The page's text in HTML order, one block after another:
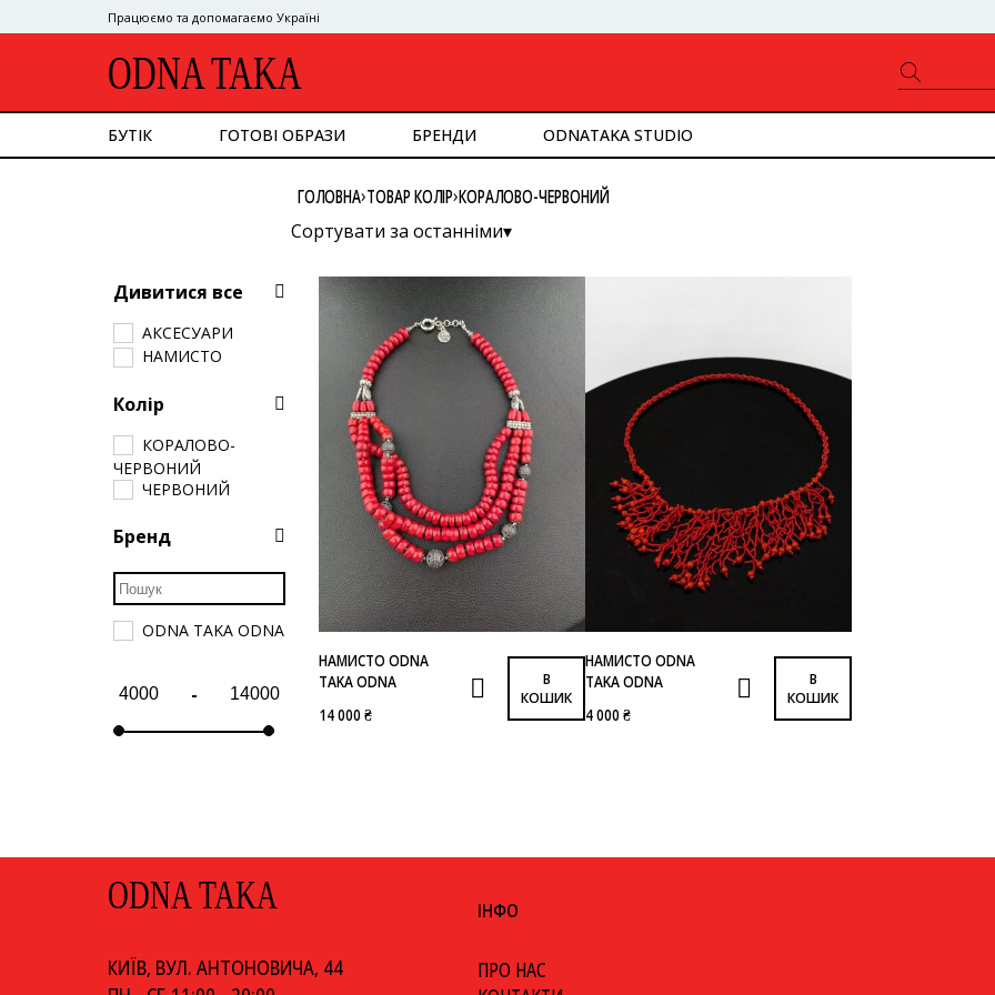
Працюємо та допомагаємо Україні
ODNA TAKA
БУТІК
НИЗ
СУМКИ
ВЗУТТЯ
АКСЕСУАРИ
ГОТОВІ ОБРАЗИ БРЕНДИ ODNATAKA STUDIO
ГОЛОВНА›ТОВАР КОЛІР›КОРАЛОВО-ЧЕРВОНИЙ
Сортувати за останніми▾
Сортувати за ціною: від нижчої до вищої
Сортувати за ціною: від вищої до нижчої
НАМИСТО ODNA
TAKA ODNA
14 000 ₴
В
КОШИК
НАМИСТО ODNA
TAKA ODNA
4 000 ₴
В
КОШИК
Дивитися все
АКСЕСУАРИ
НАМИСТО
Колір
КОРАЛОВО-
ЧЕРВОНИЙ
ЧЕРВОНИЙ
Бренд
ODNA TAKA ODNA
-
ODNA TAKA
КИЇВ, ВУЛ. АНТОНОВИЧА, 44
ІНФО
ПРО НАС